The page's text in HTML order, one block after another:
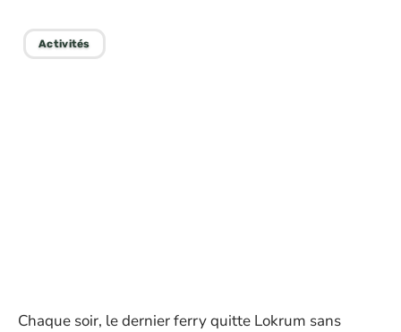
Activités
Chaque soir, le dernier ferry quitte Lokrum sans